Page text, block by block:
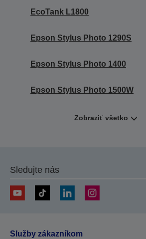
EcoTank L1800
Epson Stylus Photo 1290S
Epson Stylus Photo 1400
Epson Stylus Photo 1500W
Zobraziť všetko
Sledujte nás
Služby zákazníkom